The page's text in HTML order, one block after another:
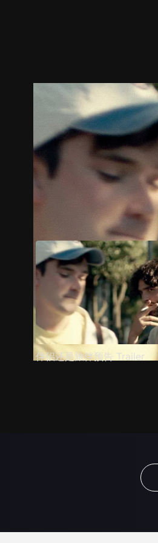
推荐影片
伴侣还是旅伴预告 Trailer